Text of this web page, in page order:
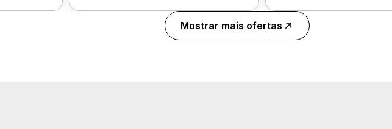
Mostrar mais ofertas